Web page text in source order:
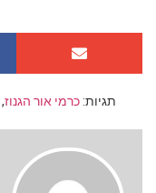
תגיות: כרמי אור הגנוז,